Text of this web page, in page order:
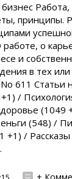
принципы.
о
и
в тех
611 Статьи
/
(1049
(548) /
+1) /